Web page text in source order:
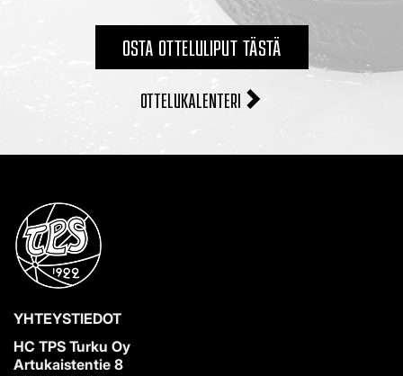
OSTA OTTELULIPUT TÄSTÄ
OTTELUKALENTERI
YHTEYSTIEDOT
HC TPS Turku Oy
Artukaistentie 8